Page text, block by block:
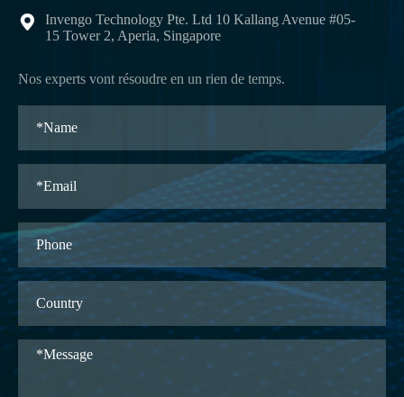

Invengo Technology Pte. Ltd 10 Kallang Avenue #05-
15 Tower 2, Aperia, Singapore
Nos experts vont résoudre en un rien de temps.